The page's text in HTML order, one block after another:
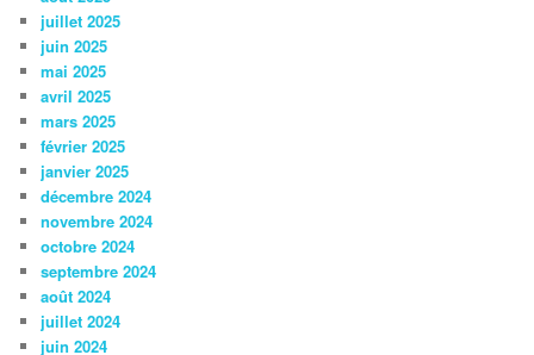
juillet 2025
juin 2025
mai 2025
avril 2025
mars 2025
février 2025
janvier 2025
décembre 2024
novembre 2024
octobre 2024
septembre 2024
août 2024
juillet 2024
juin 2024